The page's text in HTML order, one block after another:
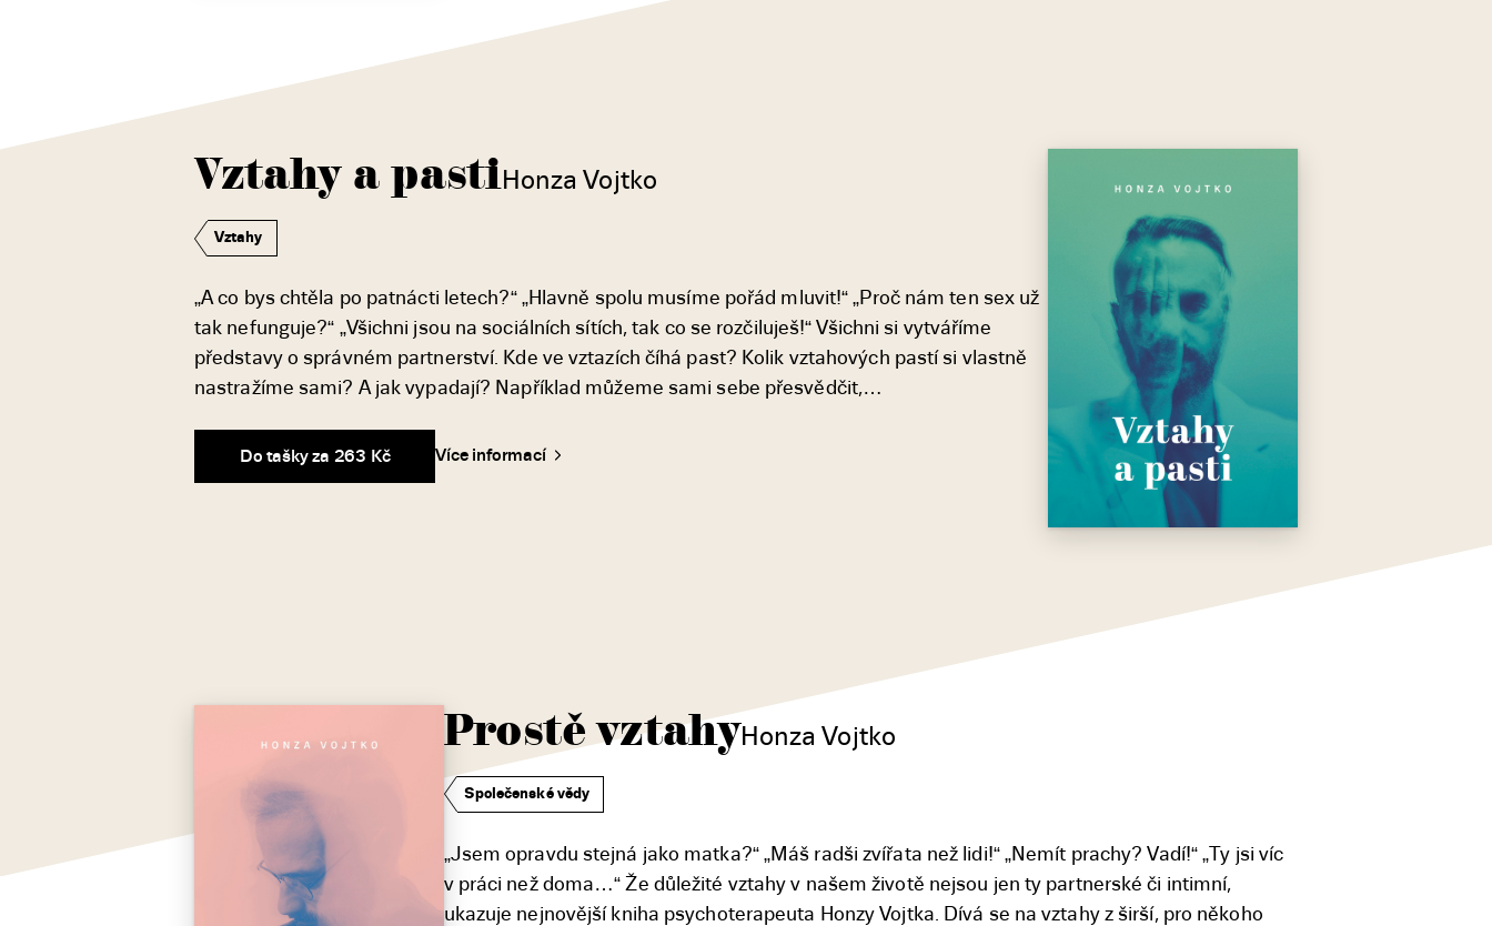
Vztahy a pastiHonza Vojtko
Vztahy
„A co bys chtěla po patnácti letech?“ „Hlavně spolu musíme pořád mluvit!“ „Proč nám ten sex už
tak nefunguje?“ „Všichni jsou na sociálních sítích, tak co se rozčiluješ!“ Všichni si vytváříme
představy o správném partnerství. Kde ve vztazích číhá past? Kolik vztahových pastí si vlastně
nastražíme sami? A jak vypadají? Například můžeme sami sebe přesvědčit,…
Do tašky za 263 Kč Více informací
Prostě vztahyHonza Vojtko
Společenské vědy
„Jsem opravdu stejná jako matka?“ „Máš radši zvířata než lidi!“ „Nemít prachy? Vadí!“ „Ty jsi víc
v práci než doma…“ Že důležité vztahy v našem životě nejsou jen ty partnerské či intimní,
ukazuje nejnovější kniha psychoterapeuta Honzy Vojtka. Dívá se na vztahy z širší, pro někoho